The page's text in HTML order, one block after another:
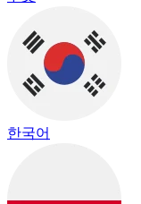
한국어